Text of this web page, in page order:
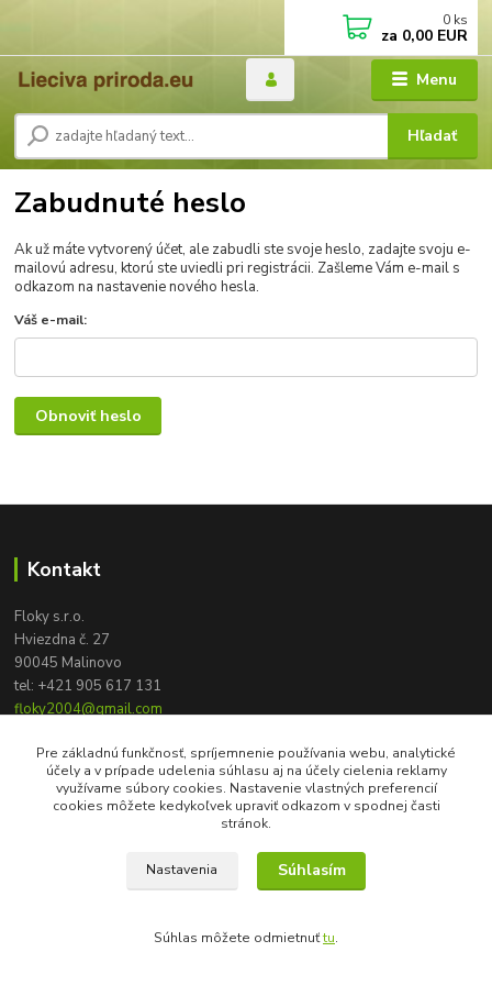
Menu
Hľadať
0 ks
za 0,00 EUR
Zabudnuté heslo
Ak už máte vytvorený účet, ale zabudli ste svoje heslo, zadajte svoju e-
mailovú adresu, ktorú ste uviedli pri registrácii. Zašleme Vám e-mail s
odkazom na nastavenie nového hesla.
Váš e-mail:
Obnoviť heslo
Kontakt
Floky s.r.o.
Hviezdna č. 27
90045 Malinovo
tel: +421 905 617 131
floky2004@gmail.com
Pre základnú funkčnosť, spríjemnenie používania webu, analytické
účely a v prípade udelenia súhlasu aj na účely cielenia reklamy
využívame súbory cookies. Nastavenie vlastných preferencií
cookies môžete kedykoľvek upraviť odkazom v spodnej časti
stránok.
Nastavenia Súhlasím
Súhlas môžete odmietnuťtu.